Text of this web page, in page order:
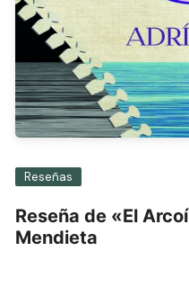
Reseñas
Reseña de «El
Mendieta